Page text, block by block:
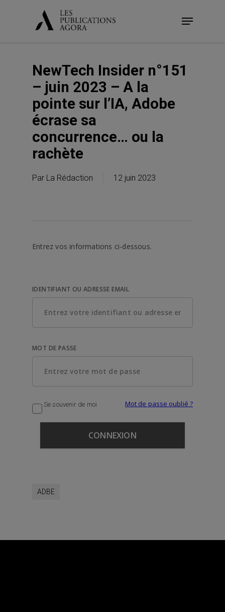
Menu
NewTech Insider n°151
– juin 2023 – A la
pointe sur l’IA, Adobe
écrase sa
concurrence… ou la
rachète
Par La Rédaction 12 juin 2023
Entrez vos informations ci-dessous.
IDENTIFIANT OU ADRESSE EMAIL
MOT DE PASSE
Se souvenir de moi Mot de passe oublié ?
ADBE